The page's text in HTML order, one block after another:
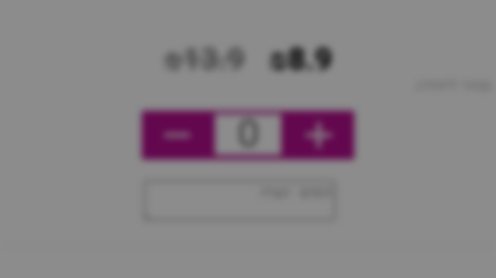
₪8.9
₪13.9
0